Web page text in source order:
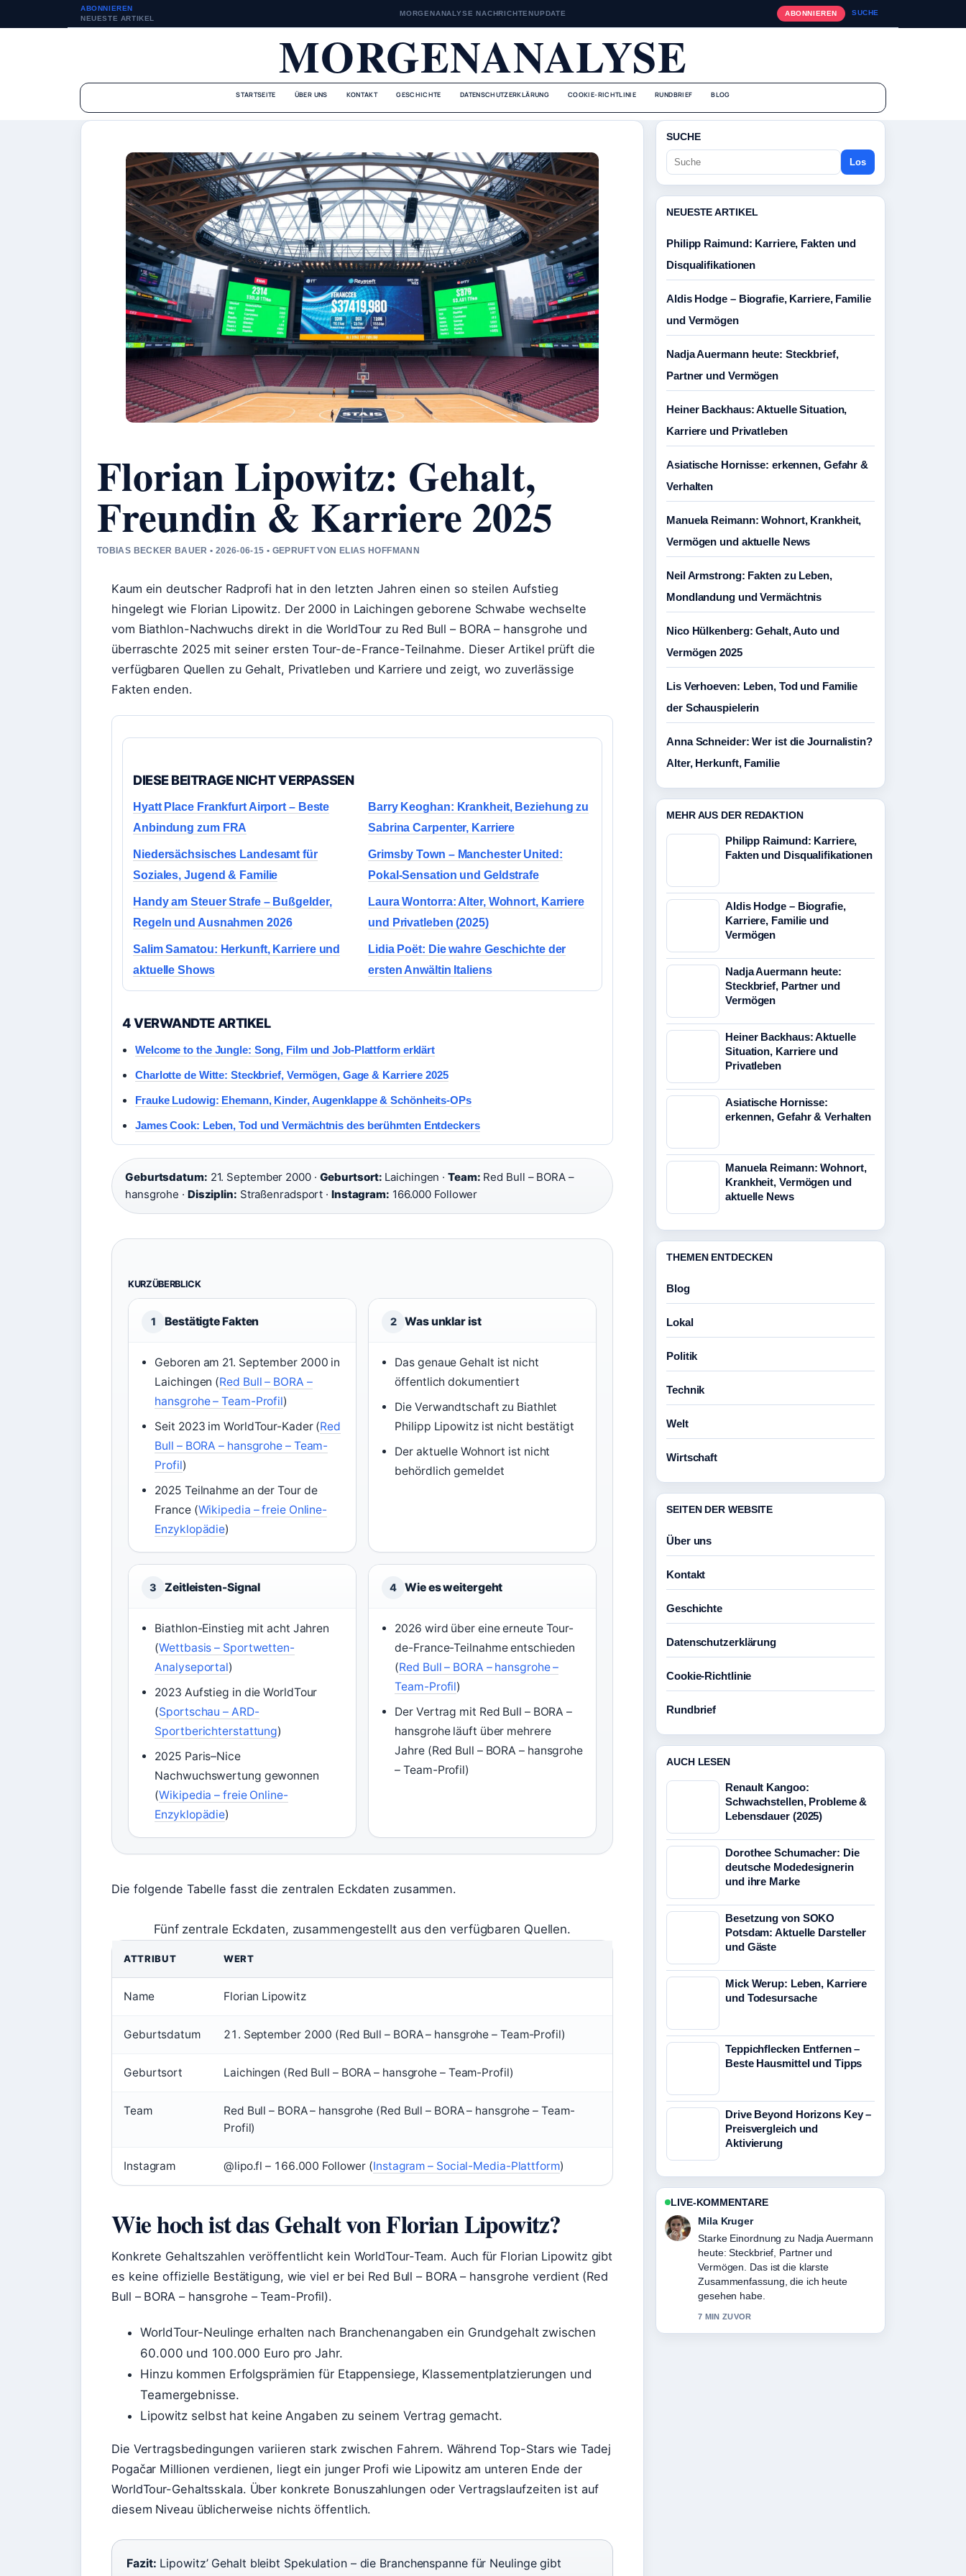
ABONNIEREN
NEUESTE ARTIKEL
MORGENANALYSE NACHRICHTENUPDATE ABONNIEREN SUCHE
MORGENANALYSE
STARTSEITE ÜBER UNS KONTAKT GESCHICHTE DATENSCHUTZERKLÄRUNG COOKIE-RICHTLINIE RUNDBRIEF BLOG
Florian Lipowitz: Gehalt,
Freundin & Karriere 2025
TOBIAS BECKER BAUER • 2026-06-15 • GEPRUFT VON ELIAS HOFFMANN
Kaum ein deutscher Radprofi hat in den letzten Jahren einen so steilen Aufstieg
hingelegt wie Florian Lipowitz. Der 2000 in Laichingen geborene Schwabe wechselte
vom Biathlon-Nachwuchs direkt in die WorldTour zu Red Bull – BORA – hansgrohe und
überraschte 2025 mit seiner ersten Tour-de-France-Teilnahme. Dieser Artikel prüft die
verfügbaren Quellen zu Gehalt, Privatleben und Karriere und zeigt, wo zuverlässige
Fakten enden.
DIESE BEITRAGE NICHT VERPASSEN
Hyatt Place Frankfurt Airport – Beste
Anbindung zum FRA
Barry Keoghan: Krankheit, Beziehung zu
Sabrina Carpenter, Karriere
Niedersächsisches Landesamt für
Soziales, Jugend & Familie
Grimsby Town – Manchester United:
Pokal-Sensation und Geldstrafe
Handy am Steuer Strafe – Bußgelder,
Regeln und Ausnahmen 2026
Laura Wontorra: Alter, Wohnort, Karriere
und Privatleben (2025)
Salim Samatou: Herkunft, Karriere und
aktuelle Shows
Lidia Poët: Die wahre Geschichte der
ersten Anwältin Italiens
4 VERWANDTE ARTIKEL
Welcome to the Jungle: Song, Film und Job-Plattform erklärt
Charlotte de Witte: Steckbrief, Vermögen, Gage & Karriere 2025
Frauke Ludowig: Ehemann, Kinder, Augenklappe & Schönheits-OPs
James Cook: Leben, Tod und Vermächtnis des berühmten Entdeckers
Geburtsdatum: 21. September 2000 · Geburtsort: Laichingen ·Team: Red Bull – BORA –
hansgrohe · Disziplin: Straßenradsport · Instagram: 166.000 Follower
KURZÜBERBLICK
1 Bestätigte Fakten
Geboren am 21. September 2000 in
Laichingen (Red Bull – BORA –
hansgrohe – Team-Profil)
Seit 2023 im WorldTour-Kader (Red
Bull – BORA – hansgrohe – Team-
Profil)
2025 Teilnahme an der Tour de
France (Wikipedia – freie Online-
Enzyklopädie)
2 Was unklar ist
Das genaue Gehalt ist nicht
öffentlich dokumentiert
Die Verwandtschaft zu Biathlet
Philipp Lipowitz ist nicht bestätigt
Der aktuelle Wohnort ist nicht
behördlich gemeldet
3 Zeitleisten-Signal
Biathlon-Einstieg mit acht Jahren
(Wettbasis – Sportwetten-
Analyseportal)
2023 Aufstieg in die WorldTour
(Sportschau – ARD-
Sportberichterstattung)
2025 Paris–Nice
Nachwuchswertung gewonnen
(Wikipedia – freie Online-
Enzyklopädie)
4 Wie es weitergeht
2026 wird über eine erneute Tour-
de-France-Teilnahme entschieden
(Red Bull – BORA – hansgrohe –
Team-Profil)
Der Vertrag mit Red Bull – BORA –
hansgrohe läuft über mehrere
Jahre (Red Bull – BORA – hansgrohe
– Team-Profil)
Die folgende Tabelle fasst die zentralen Eckdaten zusammen.
Fünf zentrale Eckdaten, zusammengestellt aus den verfügbaren Quellen.
ATTRIBUT WERT
Name Florian Lipowitz
Geburtsdatum 21. September 2000 (Red Bull – BORA – hansgrohe – Team-Profil)
Geburtsort Laichingen (Red Bull – BORA – hansgrohe – Team-Profil)
Team
Red Bull – BORA – hansgrohe (Red Bull – BORA – hansgrohe – Team-
Profil)
Instagram @lipo.fl – 166.000 Follower (Instagram – Social-Media-Plattform)
Wie hoch ist das Gehalt von Florian Lipowitz?
Konkrete Gehaltszahlen veröffentlicht kein WorldTour-Team. Auch für Florian Lipowitz gibt
es keine offizielle Bestätigung, wie viel er bei Red Bull – BORA – hansgrohe verdient (Red
Bull – BORA – hansgrohe – Team-Profil).
WorldTour-Neulinge erhalten nach Branchenangaben ein Grundgehalt zwischen
60.000 und 100.000 Euro pro Jahr.
Hinzu kommen Erfolgsprämien für Etappensiege, Klassementplatzierungen und
Teamergebnisse.
Lipowitz selbst hat keine Angaben zu seinem Vertrag gemacht.
Die Vertragsbedingungen variieren stark zwischen Fahrern. Während Top-Stars wie Tadej
Pogačar Millionen verdienen, liegt ein junger Profi wie Lipowitz am unteren Ende der
WorldTour-Gehaltsskala. Über konkrete Bonuszahlungen oder Vertragslaufzeiten ist auf
diesem Niveau üblicherweise nichts öffentlich.
Fazit: Lipowitz’ Gehalt bleibt Spekulation – die Branchenspanne für Neulinge gibt
SUCHE
Los
NEUESTE ARTIKEL
Philipp Raimund: Karriere, Fakten und
Disqualifikationen
Aldis Hodge – Biografie, Karriere, Familie
und Vermögen
Nadja Auermann heute: Steckbrief,
Partner und Vermögen
Heiner Backhaus: Aktuelle Situation,
Karriere und Privatleben
Asiatische Hornisse: erkennen, Gefahr &
Verhalten
Manuela Reimann: Wohnort, Krankheit,
Vermögen und aktuelle News
Neil Armstrong: Fakten zu Leben,
Mondlandung und Vermächtnis
Nico Hülkenberg: Gehalt, Auto und
Vermögen 2025
Lis Verhoeven: Leben, Tod und Familie
der Schauspielerin
Anna Schneider: Wer ist die Journalistin?
Alter, Herkunft, Familie
MEHR AUS DER REDAKTION
Philipp Raimund: Karriere,
Fakten und Disqualifikationen
Aldis Hodge – Biografie,
Karriere, Familie und
Vermögen
Nadja Auermann heute:
Steckbrief, Partner und
Vermögen
Heiner Backhaus: Aktuelle
Situation, Karriere und
Privatleben
Asiatische Hornisse:
erkennen, Gefahr & Verhalten
Manuela Reimann: Wohnort,
Krankheit, Vermögen und
aktuelle News
THEMEN ENTDECKEN
Blog
Lokal
Politik
Technik
Welt
Wirtschaft
SEITEN DER WEBSITE
Über uns
Kontakt
Geschichte
Datenschutzerklärung
Cookie-Richtlinie
Rundbrief
AUCH LESEN
Renault Kangoo:
Schwachstellen, Probleme &
Lebensdauer (2025)
Dorothee Schumacher: Die
deutsche Modedesignerin
und ihre Marke
Besetzung von SOKO
Potsdam: Aktuelle Darsteller
und Gäste
Mick Werup: Leben, Karriere
und Todesursache
Teppichflecken Entfernen –
Beste Hausmittel und Tipps
Drive Beyond Horizons Key –
Preisvergleich und
Aktivierung
LIVE-KOMMENTARE
Jonas Wagner
Verfolge Philipp Raimund: Karriere,
Fakten und Disqualifikationen genau –
schaetze den ausgewogenen Ton hier.
9 MIN ZUVOR